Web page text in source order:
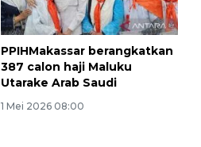
PPIHMakassar berangkatkan
387 calon haji Maluku
Utarake Arab Saudi
1 Mei 2026 08:00